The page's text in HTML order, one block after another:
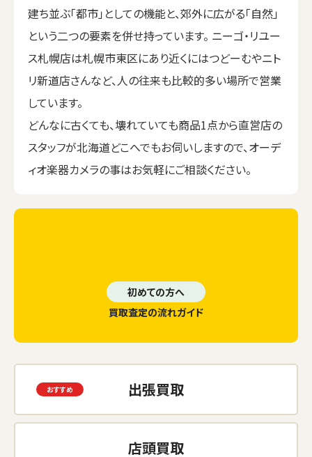
建ち並ぶ「都市」としての機能と、郊外に広がる「自然」
という二つの要素を併せ持っています。 ニーゴ・リユー
ス札幌店は札幌市東区にあり近くにはつどーむやニト
リ新道店さんなど、人の往来も比較的多い場所で営業
しています。
どんなに古くても、壊れていても商品1点から直営店の
スタッフが北海道どこへでもお伺いしますので、オーデ
ィオ楽器カメラの事はお気軽にご相談ください。
初めての方へ
買取査定の流れガイド
出張買取
店頭買取